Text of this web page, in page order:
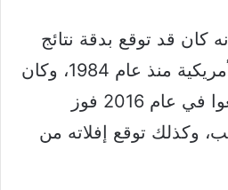
كان قد توقع بدقة نتائج
الانتخابات الرئاسية الأمريكية منذ عام 1984، وكان
من القلائل الذين توقعوا في عام 2016 فوز
وكذلك توقع إفلاته من